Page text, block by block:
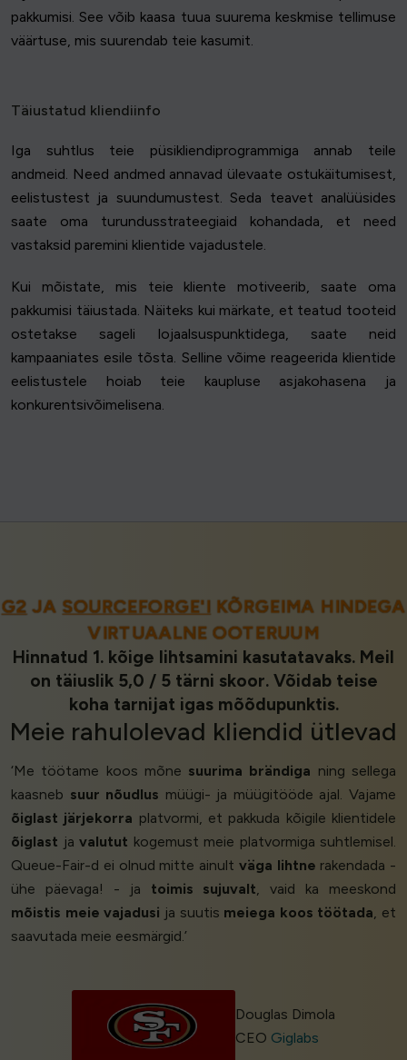
pakkumisi. See võib kaasa tuua suurema keskmise tellimuse
väärtuse, mis suurendab teie kasumit.
Täiustatud kliendiinfo
Iga suhtlus teie püsikliendiprogrammiga annab teile
andmeid. Need andmed annavad ülevaate ostukäitumisest,
eelistustest ja suundumustest. Seda teavet analüüsides
saate oma turundusstrateegiaid kohandada, et need
vastaksid paremini klientide vajadustele.
Kui mõistate, mis teie kliente motiveerib, saate oma
pakkumisi täiustada. Näiteks kui märkate, et teatud tooteid
ostetakse sageli lojaalsuspunktidega, saate neid
kampaaniates esile tõsta. Selline võime reageerida klientide
eelistustele hoiab teie kaupluse asjakohasena ja
konkurentsivõimelisena.
G2JASOURCEFORGE'I KÕRGEIMA HINDEGA
VIRTUAALNE OOTERUUM
Hinnatud 1. kõige lihtsamini kasutatavaks. Meil
on täiuslik 5,0 / 5 tärni skoor. Võidab teise
koha tarnijat igas mõõdupunktis.
Meie rahulolevad kliendid ütlevad
‘Me töötame koos mõne suurima brändiga ning sellega
kaasneb suur nõudlus müügi- ja müügitööde ajal. Vajame
õiglast järjekorra platvormi, et pakkuda kõigile klientidele
õiglast ja valutut kogemust meie platvormiga suhtlemisel.
Queue-Fair-d ei olnud mitte ainult väga lihtne rakendada -
ühe päevaga! - ja toimis sujuvalt, vaid ka meeskond
mõistis meie vajadusi ja suutis meiega koos töötada, et
saavutada meie eesmärgid.’
Douglas Dimola
CEO Giglabs